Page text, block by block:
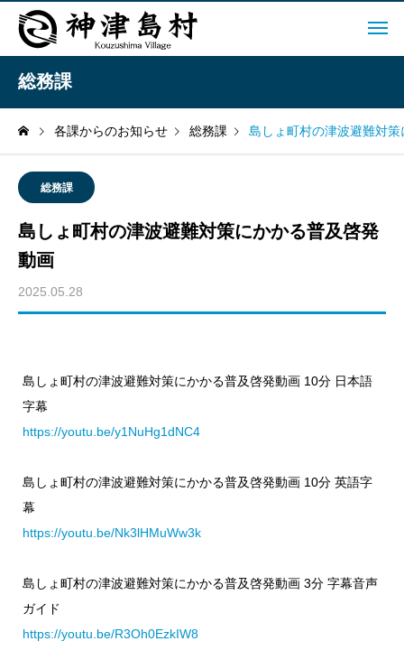
総務課
各課からのお知らせ 総務課 島しょ町村の津波避難対
総務課
島しょ町村の津波避難対策にかかる普及啓発
動画
2025.05.28
島しょ町村の津波避難対策にかかる普及啓発動画 10分 日本語
字幕
https://youtu.be/y1NuHg1dNC4
島しょ町村の津波避難対策にかかる普及啓発動画 10分 英語字
幕
https://youtu.be/Nk3lHMuWw3k
島しょ町村の津波避難対策にかかる普及啓発動画 3分 字幕音声
ガイド
https://youtu.be/R3Oh0EzkIW8